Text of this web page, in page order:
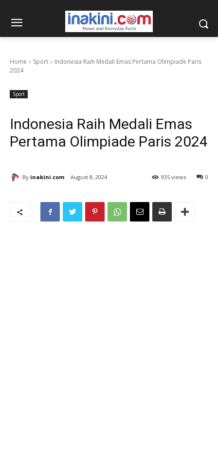
Home Sport
Indonesia Raih Medali Emas Pertama Olimpiade Paris
2024
Sport
Indonesia Raih Medali Emas
Pertama Olimpiade Paris 2024
By inakini.com August 8, 2024 0
935 views